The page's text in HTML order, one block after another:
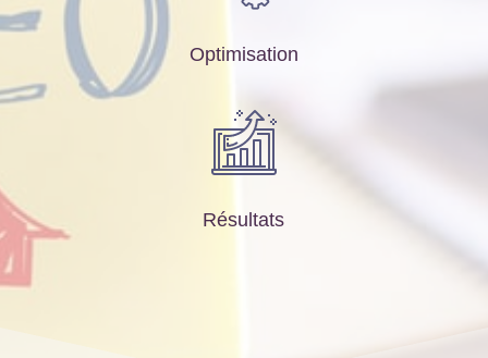
Optimisation
Résultats